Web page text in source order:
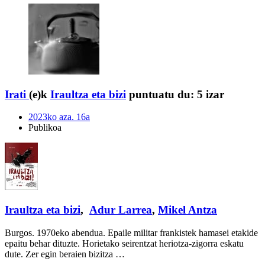
Irati (e)k Iraultza eta bizi puntuatu du: 5 izar
2023ko aza. 16a
Publikoa
Iraultza eta bizi, Adur Larrea, Mikel Antza
Burgos. 1970eko abendua. Epaile militar frankistek hamasei etakide
epaitu behar dituzte. Horietako seirentzat heriotza-zigorra eskatu
dute. Zer egin beraien bizitza …